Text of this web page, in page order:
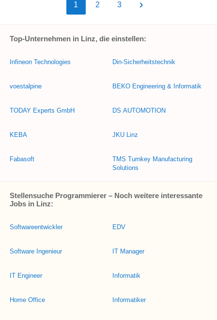
1 2 3
Top-Unternehmen in Linz, die einstellen:
Infineon Technologies
voestalpine
TODAY Experts GmbH
KEBA
Fabasoft
Din-Sicherheitstechnik
BEKO Engineering & Informatik
DS AUTOMOTION
JKU Linz
TMS Turnkey Manufacturing
Solutions
Stellensuche Programmierer – Noch weitere interessante
Jobs in Linz:
Softwareentwickler
Software Ingenieur
IT Engineer
Home Office
EDV
IT Manager
Informatik
Informatiker